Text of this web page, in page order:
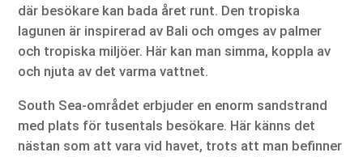
där besökare kan bada året runt. Den tropiska
lagunen är inspirerad av Bali och omges av palmer
och tropiska miljöer. Här kan man simma, koppla av
och njuta av det varma vattnet.
South Sea-området erbjuder en enorm sandstrand
med plats för tusentals besökare. Här känns det
nästan som att vara vid havet, trots att man befinner